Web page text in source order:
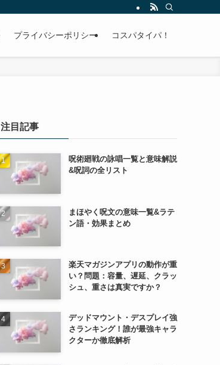
プライバシーポリシー コスパタイパ！
注目記事
呪術廻戦の詠唱一覧と意味解説
&呪詞の全リスト
まほやく呪文の意味一覧&ラテ
ン語・効果まとめ
楽天マガジンアプリの動作が重
い？問題：容量、遅延、クラッ
シュ、重さは真実ですか？
デッドマウント・デスプレイ強
さランキング！誰が最強キャラ
クターか徹底解析